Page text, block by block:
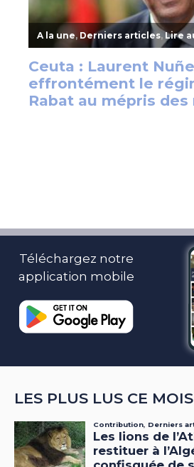
Téléchargez notre
application mobile
LES PLUS LUS CE MOIS